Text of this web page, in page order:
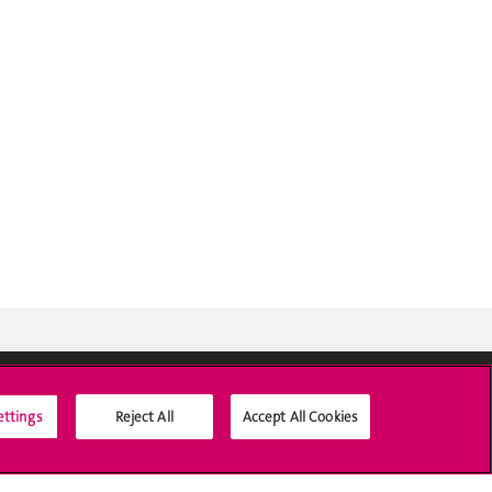
Médias sociaux UNIGE
Reject All Accept All Cookies